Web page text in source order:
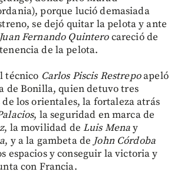
porque lució demasiada
se dejó quitar la pelota y ante
Juan Fernando Quinterocareció de
de la pelota.
técnico Carlos Piscis Restrepoapeló
de Bonilla, quien detuvo tres
de los orientales, la fortaleza atrás
, la seguridad en marca de
, la movilidad de Luis Menay
, y a la gambeta de John Córdoba
espacios y conseguir la victoria y
con Francia.